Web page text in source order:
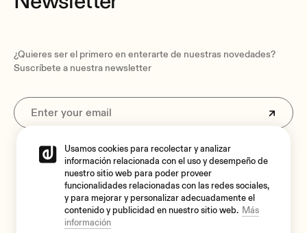
¿Quieres ser el primero en enterarte de nuestras novedades?
Suscríbete a nuestra newsletter
Al suscribirte aceptas nuestraPolítica de privacidad.
Usamos cookies para recolectar y analizar
información relacionada con el uso y desempeño de
nuestro sitio web para poder proveer
funcionalidades relacionadas con las redes sociales,
y para mejorar y personalizar adecuadamente el
contenido y publicidad en nuestro sitio web. Más
información